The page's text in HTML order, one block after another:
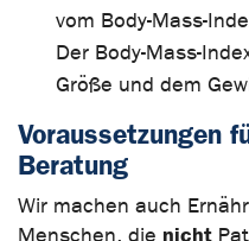
vom Body-Mass-
Der Body-Mass-
Größe und dem
Voraussetzungen
Beratung
Wir machen auch
Menschen, die nicht